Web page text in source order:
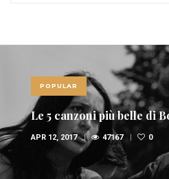
POPULAR
Le 10 canzoni più sexy di
FEB 6, 2017 36944 1